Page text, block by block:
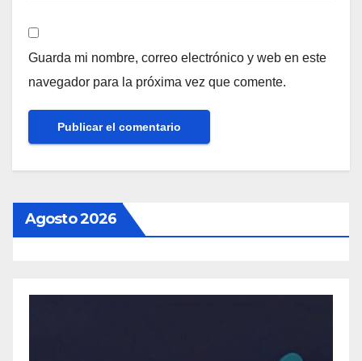
Guarda mi nombre, correo electrónico y web en este
navegador para la próxima vez que comente.
Agosto 2026